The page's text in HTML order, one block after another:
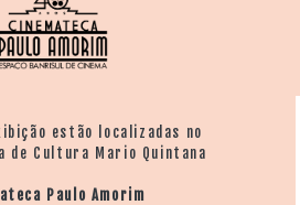
estão localizadas no
de Cultura Mario Quintana
Paulo Amorim